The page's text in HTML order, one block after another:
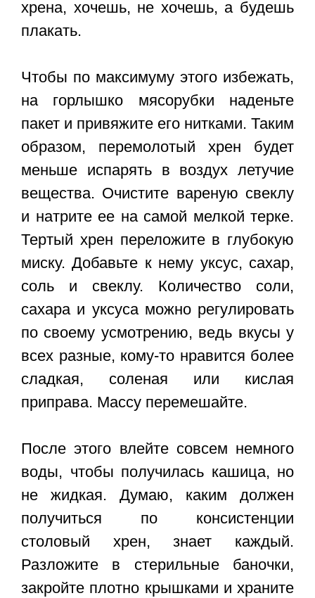
хрена, хочешь, не хочешь, а будешь
плакать.
Чтобы по максимуму этого избежать,
на горлышко мясорубки наденьте
пакет и привяжите его нитками. Таким
образом, перемолотый хрен будет
меньше испарять в воздух летучие
вещества. Очистите вареную свеклу
и натрите ее на самой мелкой терке.
Тертый хрен переложите в глубокую
миску. Добавьте к нему уксус, сахар,
соль и свеклу. Количество соли,
сахара и уксуса можно регулировать
по своему усмотрению, ведь вкусы у
всех разные, кому-то нравится более
сладкая, соленая или кислая
приправа. Массу перемешайте.
После этого влейте совсем немного
воды, чтобы получилась кашица, но
не жидкая. Думаю, каким должен
получиться по консистенции
столовый хрен, знает каждый.
Разложите в стерильные баночки,
закройте плотно крышками и храните